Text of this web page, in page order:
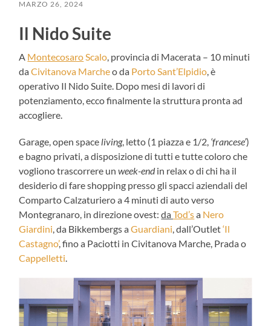
MARZO 26, 2024
Il Nido Suite
A Montecosaro Scalo , provincia di Macerata – 10 minuti
daCivitanova Marcheo da Porto Sant’Elpidio , è
operativo Il Nido Suite. Dopo mesi di lavori di
potenziamento, ecco finalmente la struttura pronta ad
accogliere.
Garage, open space living, letto (1 piazza e 1/2, ‘francese’)
e bagno privati, a disposizione di tutti e tutte coloro che
vogliono trascorrere unweek-endin relax o di chi ha il
desiderio di fare shopping presso gli spacci aziendali del
Comparto Calzaturiero a 4 minuti di auto verso
Montegranaro, in direzione ovest:daTod’sa Nero
Giardini , da Bikkembergs aGuardiani , dall’Outlet‘Il
Castagno’, fino a Paciotti in Civitanova Marche, Prada o
Cappelletti